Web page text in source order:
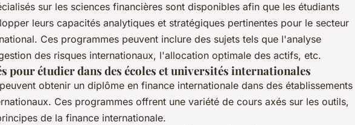
sur les sciences financières sont disponibles afin que les étudiants
leurs capacités analytiques et stratégiques pertinentes pour le secteur
Ces programmes peuvent inclure des sujets tels que l'analyse
des risques internationaux, l'allocation optimale des actifs, etc.
pour étudier dans des écoles et universités internationales
obtenir un diplôme en finance internationale dans des établissements
Ces programmes offrent une variété de cours axés sur les outils,
de la finance internationale.